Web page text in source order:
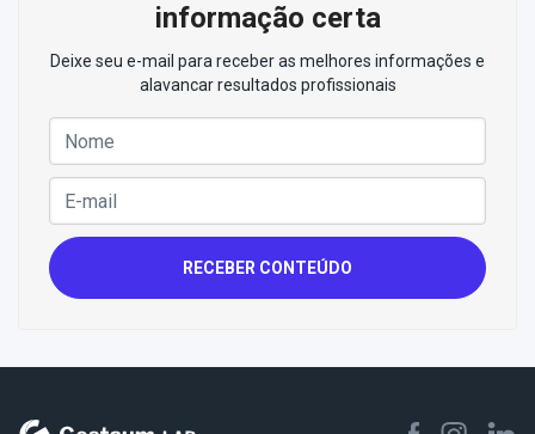
informação certa
Deixe seu e-mail para receber as melhores informações e
alavancar resultados profissionais
RECEBER CONTEÚDO